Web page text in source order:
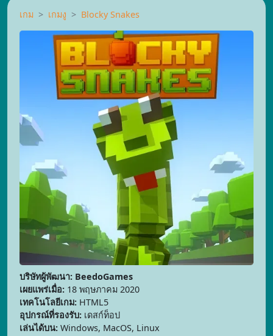
เกม เกมงู Blocky Snakes
บริษัทผู้พัฒนา: BeedoGames
เผยแพร่เมื่อ: 18 พฤษภาคม 2020
เทคโนโลยีเกม: HTML5
อุปกรณ์ที่รองรับ: เดสก์ท็อป
เล่นได้บน: Windows, MacOS, Linux